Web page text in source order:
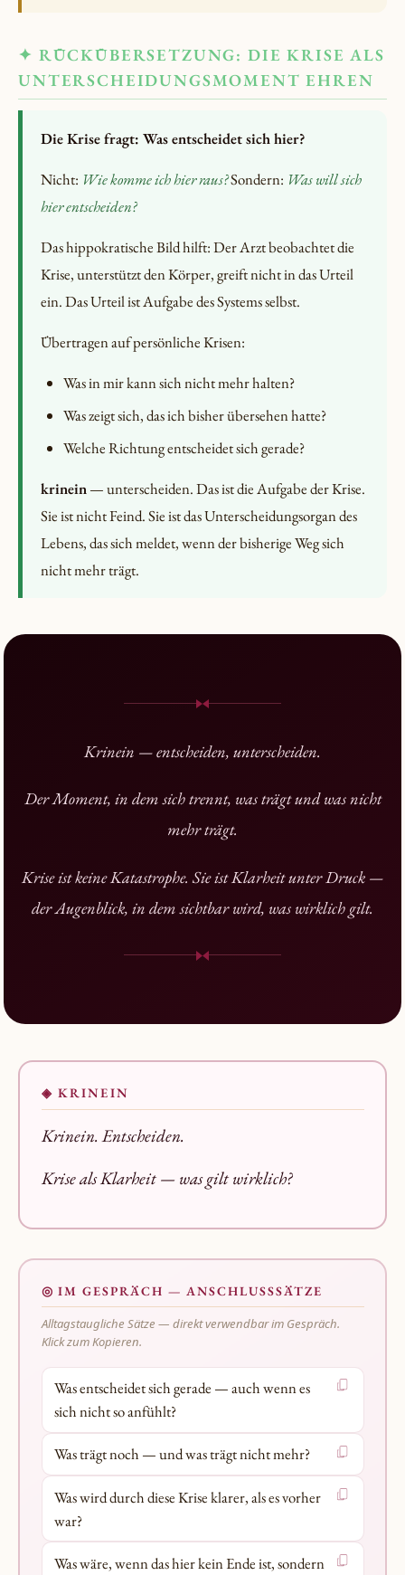
✦ RÜCKÜBERSETZUNG: DIE KRISE ALS
UNTERSCHEIDUNGSMOMENT EHREN
Die Krise fragt: Was entscheidet sich hier?
Nicht: Wie komme ich hier raus?Sondern: Was will sich
hier entscheiden?
Das hippokratische Bild hilft: Der Arzt beobachtet die
Krise, unterstützt den Körper, greift nicht in das Urteil
ein. Das Urteil ist Aufgabe des Systems selbst.
Übertragen auf persönliche Krisen:
Was in mir kann sich nicht mehr halten?
Was zeigt sich, das ich bisher übersehen hatte?
Welche Richtung entscheidet sich gerade?
krinein— unterscheiden. Das ist die Aufgabe der Krise.
Sie ist nicht Feind. Sie ist das Unterscheidungsorgan des
Lebens, das sich meldet, wenn der bisherige Weg sich
nicht mehr trägt.
Krinein — entscheiden, unterscheiden.
Der Moment, in dem sich trennt, was trägt und was nicht
mehr trägt.
Krise ist keine Katastrophe. Sie ist Klarheit unter Druck —
der Augenblick, in dem sichtbar wird, was wirklich gilt.
◈ KRINEIN
Krinein. Entscheiden.
Krise als Klarheit — was gilt wirklich?
◎ IM GESPRÄCH — ANSCHLUSSSÄTZE
Alltagstaugliche Sätze — direkt verwendbar im Gespräch.
Klick zum Kopieren.
Was entscheidet sich gerade — auch wenn es
sich nicht so anfühlt?
Was trägt noch — und was trägt nicht mehr?
Was wird durch diese Krise klarer, als es vorher
war?
Was wäre, wenn das hier kein Ende ist, sondern